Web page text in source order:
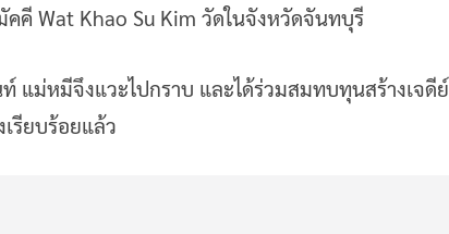
แม่หมีจึงแวะไปกราบ และได้ร่วมสมทบทุนสร้างเจดีย์
รียบร้อยแล้ว